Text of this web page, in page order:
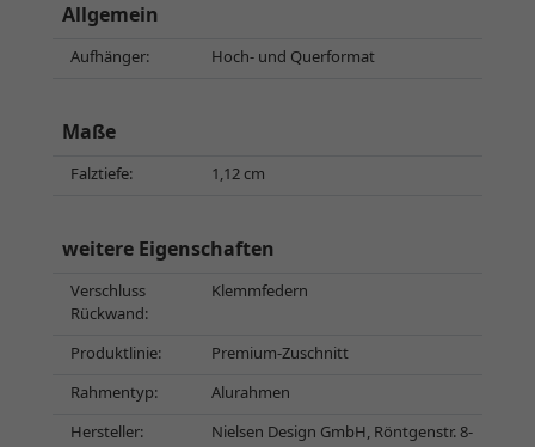
Allgemein
Aufhänger: Hoch- und Querformat
Maße
Falztiefe: 1,12 cm
weitere Eigenschaften
Verschluss
Rückwand:
Klemmfedern
Produktlinie:
Premium-Zuschnitt
Rahmentyp:
Alurahmen
Hersteller:
Nielsen Design GmbH, Röntgenstr. 8-